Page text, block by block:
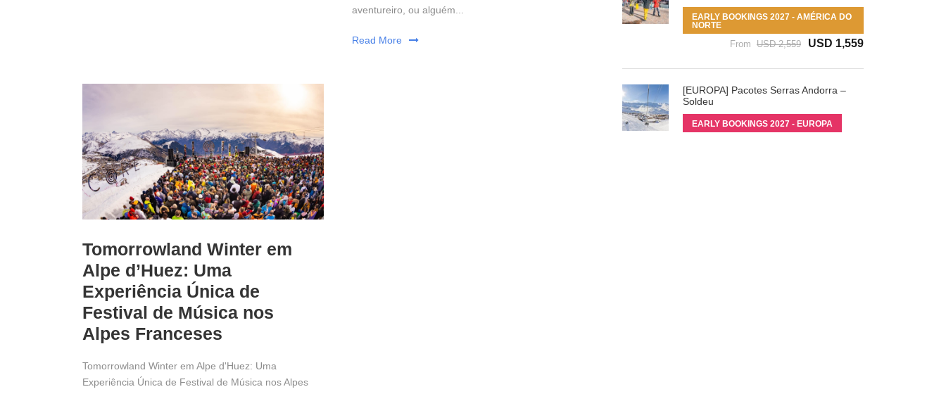
aventureiro, ou alguém...
Read More
Tomorrowland Winter em
Alpe d’Huez: Uma
Experiência Única de
Festival de Música nos
Alpes Franceses
Tomorrowland Winter em Alpe d'Huez: Uma
Experiência Única de Festival de Música nos Alpes
EARLY BOOKINGS 2027 - AMÉRICA DO
NORTE
From USD 2,559 USD 1,559
[EUROPA] Pacotes Serras Andorra –
Soldeu
EARLY BOOKINGS 2027 - EUROPA